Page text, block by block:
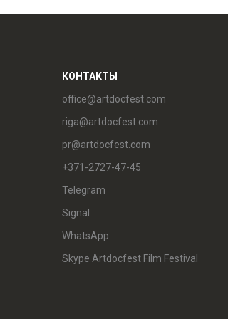
КОНТАКТЫ
office@artdocfest.com
riga@artdocfest.com
pr@artdocfest.com
+371-2727-47-45
Telegram
Signal
WhatsApp
Skype Artdocfest Film Festival